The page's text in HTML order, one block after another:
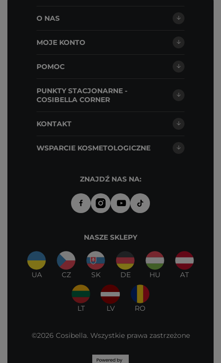
O NAS
MOJE KONTO
POMOC
PUNKTY STACJONARNE -
COSIBELLA CORNER
KONTAKT
WSPARCIE KOSMETOLOGICZNE
ZNAJDŹ NAS NA:
NASZE SKLEPY
UA CZ SK DE HU AT
LT LV RO
©2026 Cosibella. Wszystkie prawa zastrzeżone